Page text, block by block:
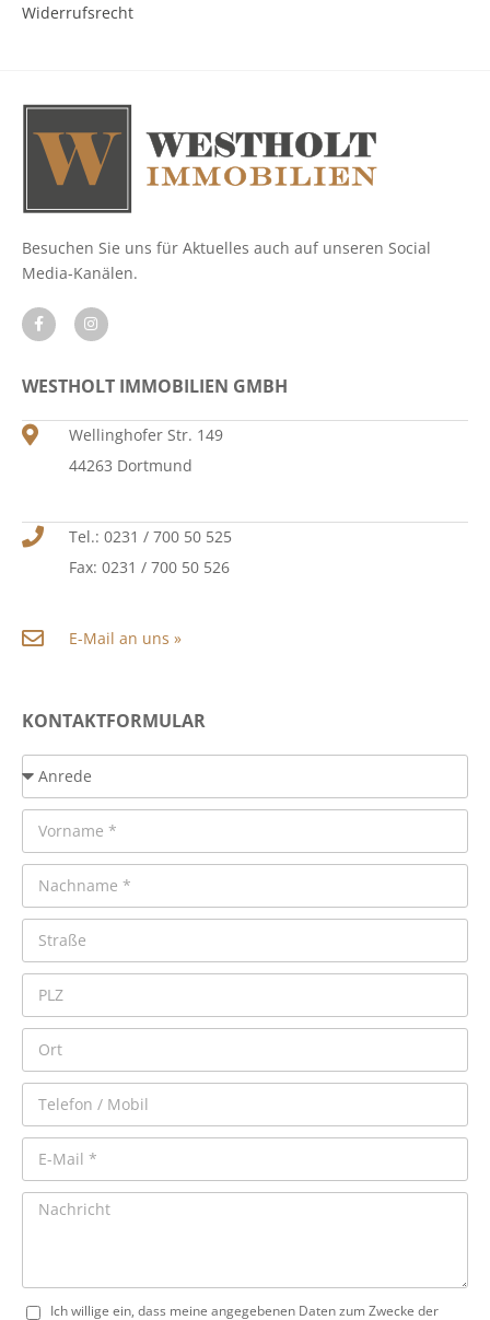
Widerrufsrecht
Besuchen Sie uns für Aktuelles auch auf unseren Social
Media-Kanälen.
WESTHOLT IMMOBILIEN GMBH
Wellinghofer Str. 149
44263 Dortmund
Tel.: 0231 / 700 50 525
Fax: 0231 / 700 50 526
E-Mail an uns »
KONTAKTFORMULAR
Ich willige ein, dass meine angegebenen Daten zum Zwecke der